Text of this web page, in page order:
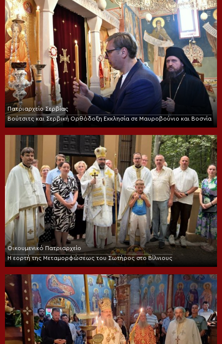
Πατριαρχείο Σερβίας
Βούτσιτς και Σερβική Ορθόδοξη Εκκλησία σε Μαυροβούνιο και Βοσνία
Οικουμενικό Πατριαρχείο
Η εορτή της Μεταμορφώσεως του Σωτήρος στο Βίλνιους